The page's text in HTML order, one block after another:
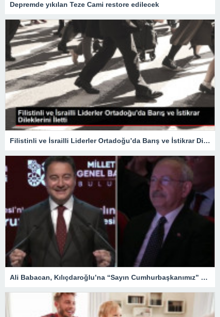
Depremde yıkılan Teze Cami restore edilecek
Filistinli ve İsrailli Liderler Ortadoğu’da Barış ve İstikrar Dileklerini İletti
Ali Babacan, Kılıçdaroğlu’na “Sayın Cumhurbaşkanımız” dedi! Salonda alkış tufanı koptu